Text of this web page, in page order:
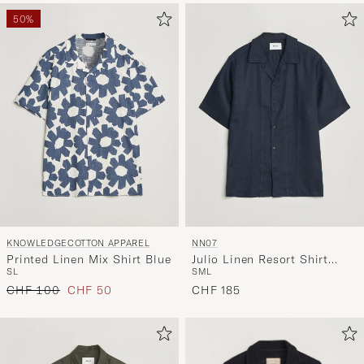
50%
KNOWLEDGECOTTON APPAREL
Printed Linen Mix Shirt Blue
SL
Regulärer Preis
CHF 100 Reduzierter Preis
CHF 50
NN07
Julio Linen Resort Shirt
Navy Blue
SML
CHF 185